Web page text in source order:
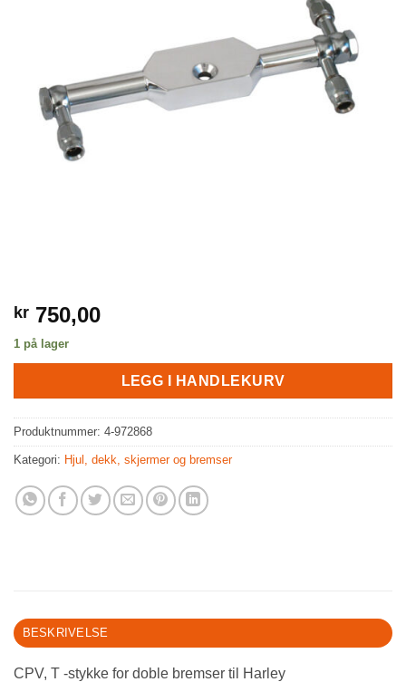
kr 750,00
1 på lager
LEGG I HANDLEKURV
Produktnummer: 4-972868
Kategori: Hjul, dekk, skjermer og bremser
BESKRIVELSE
CPV, T -stykke for doble bremser til Harley